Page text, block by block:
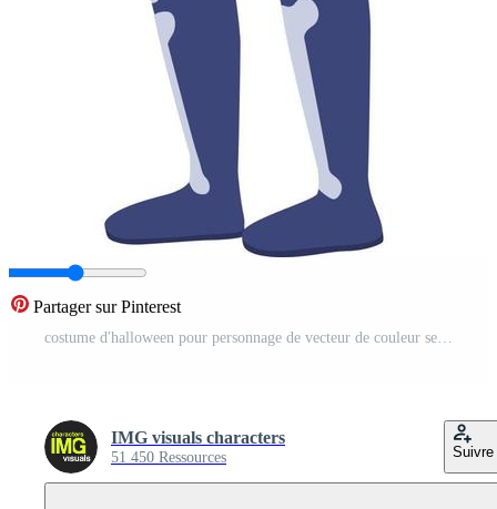
Partager sur Pinterest
IMG visuals characters
51 450 Ressources Suivre